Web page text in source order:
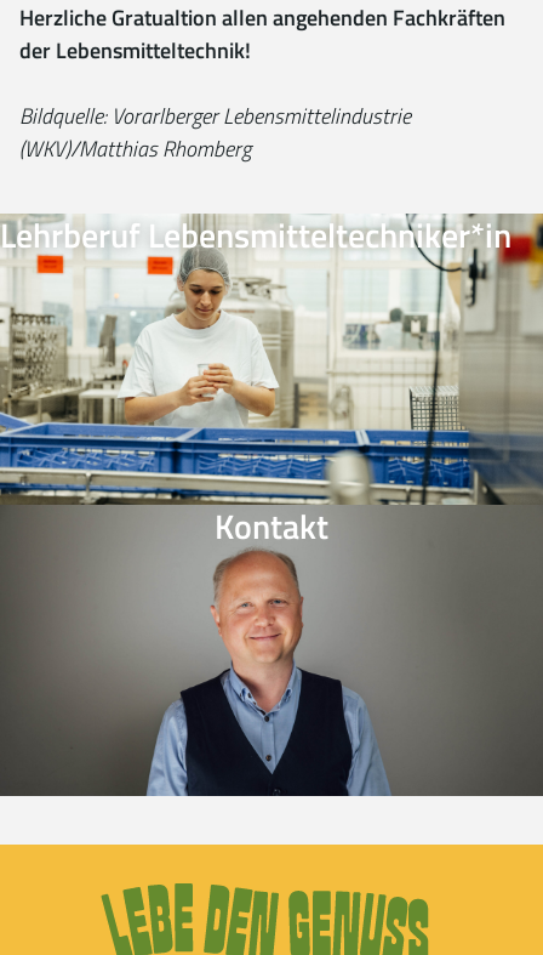
Herzliche Gratualtion allen angehenden Fachkräften
der Lebensmitteltechnik!
Bildquelle: Vorarlberger Lebensmittelindustrie
(WKV)/Matthias Rhomberg
Lehrberuf Lebensmitteltechniker*in
Kontakt